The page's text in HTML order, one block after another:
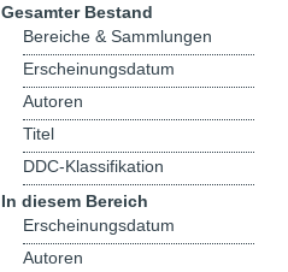
Gesamter Bestand
Bereiche & Sammlungen
Erscheinungsdatum
Autoren
Titel
DDC-Klassifikation
In diesem Bereich
Erscheinungsdatum
Autoren